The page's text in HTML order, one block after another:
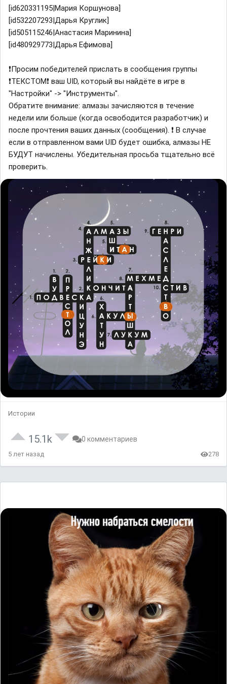
[id620331195|Мария Коршунова]
[id532207293|Дарья Круглик]
[id505115246|Анастасия Маринина]
[id480929773|Дарья Ефимова]
❗Просим победителей прислать в сообщения группы
❗ТЕКСТОМ❗ ваш UID, который вы найдёте в игре в
"Настройки" -> "Инструменты".
Обратите внимание: алмазы зачисляются в течение
недели или больше (когда освободится разработчик) и
после прочтения ваших данных (сообщения). ❗ В случае
если в отправленном вами UID будет ошибка, алмазы НЕ
БУДУТ начислены. Убедительная просьба тщательно всё
проверить.
Истории
15.1k 0 комментариев
5 лет назад 278